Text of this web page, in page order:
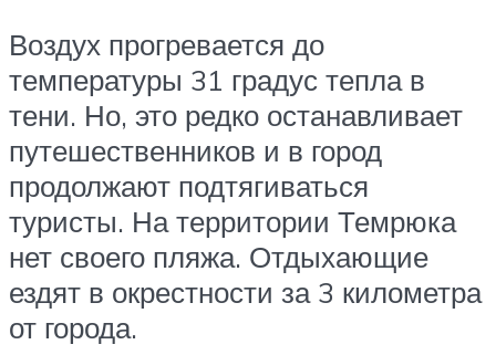
Воздух прогревается до
температуры 31 градус тепла в
тени. Но, это редко останавливает
путешественников и в город
продолжают подтягиваться
туристы. На территории Темрюка
нет своего пляжа. Отдыхающие
ездят в окрестности за 3 километра
от города.